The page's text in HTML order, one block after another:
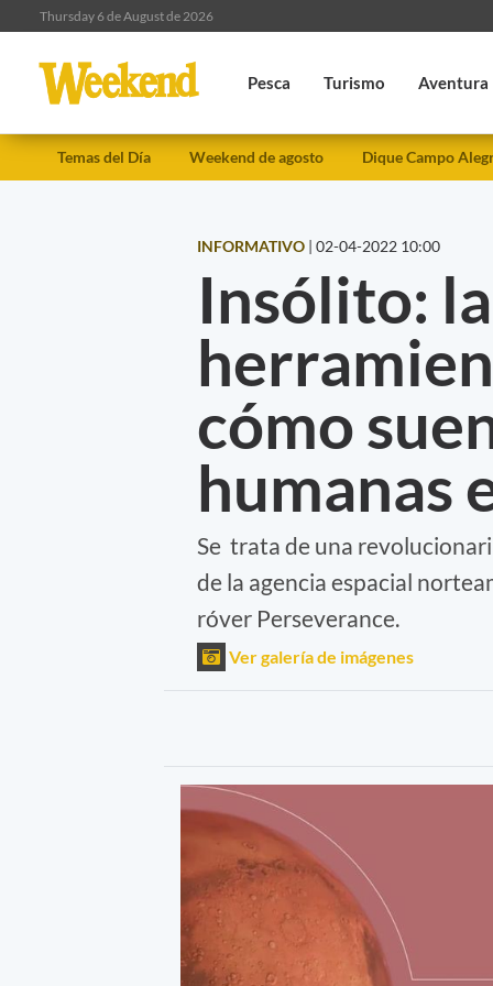
Thursday 6 de August de 2026
Pesca Turismo Aventura
Temas del Día Weekend de agosto Dique Campo
INFORMATIVO | 02-04-2022 10:00
Insólito:
cómo
humanas
Se trata de una
de la agencia espacial
róver Perseverance.
Ver galería de imágenes